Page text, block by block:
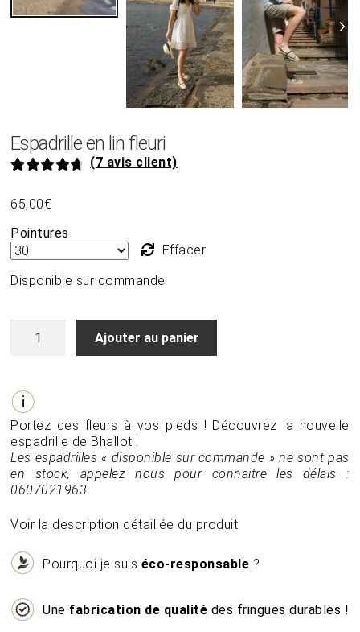
Espadrille en lin fleuri
sur 5 basé
notations
client
(7 avis client)
65,00€
Pointures
Effacer
Disponible sur commande
lin
fleuri
Ajouter au panier
Portez des fleurs à vos pieds ! Découvrez la nouvelle
espadrille de Bhallot !
Les espadrilles « disponible sur commande » ne sont pas
en stock, appelez nous pour connaitre les délais :
0607021963
Voir la description détaillée du produit
Pourquoi je suis éco-responsable ?
Une fabrication de qualité des fringues durables !